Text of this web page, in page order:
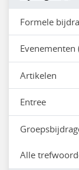
Formele
Evenementen
Artikelen
Entree
Alle